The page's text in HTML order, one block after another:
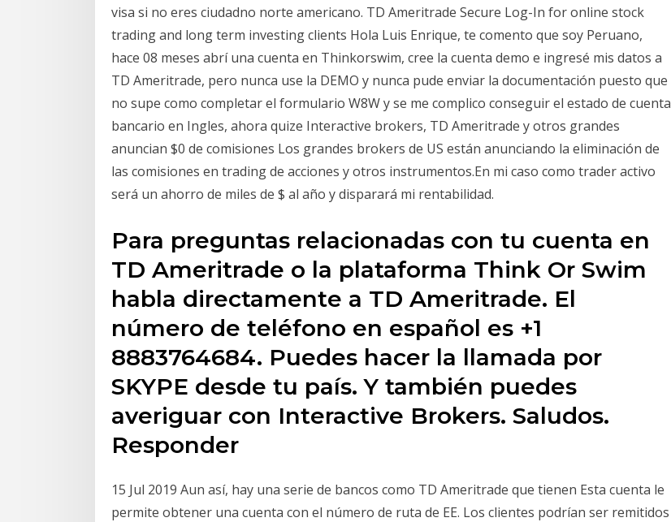
visa si no eres ciudadno norte americano. TD Ameritrade Secure Log-In for online stock
trading and long term investing clients Hola Luis Enrique, te comento que soy Peruano,
hace 08 meses abrí una cuenta en Thinkorswim, cree la cuenta demo e ingresé mis datos a
TD Ameritrade, pero nunca use la DEMO y nunca pude enviar la documentación puesto que
no supe como completar el formulario W8W y se me complico conseguir el estado de cuenta
bancario en Ingles, ahora quize Interactive brokers, TD Ameritrade y otros grandes
anuncian $0 de comisiones Los grandes brokers de US están anunciando la eliminación de
las comisiones en trading de acciones y otros instrumentos.En mi caso como trader activo
será un ahorro de miles de $ al año y disparará mi rentabilidad.
Para preguntas relacionadas con tu cuenta en
TD Ameritrade o la plataforma Think Or Swim
habla directamente a TD Ameritrade. El
número de teléfono en español es +1
8883764684. Puedes hacer la llamada por
SKYPE desde tu país. Y también puedes
averiguar con Interactive Brokers. Saludos.
Responder
15 Jul 2019 Aun así, hay una serie de bancos como TD Ameritrade que tienen Esta cuenta le
permite obtener una cuenta con el número de ruta de EE. Los clientes podrían ser remitidos